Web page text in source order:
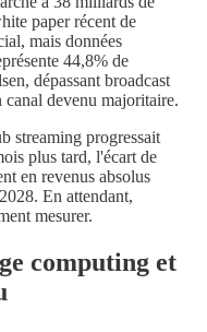
paper récent de
mais données
44,8% de
dépassant broadcast
devenu majoritaire.
streaming progressait
plus tard, l'écart de
en revenus absolus
En attendant,
mesurer.
computing et